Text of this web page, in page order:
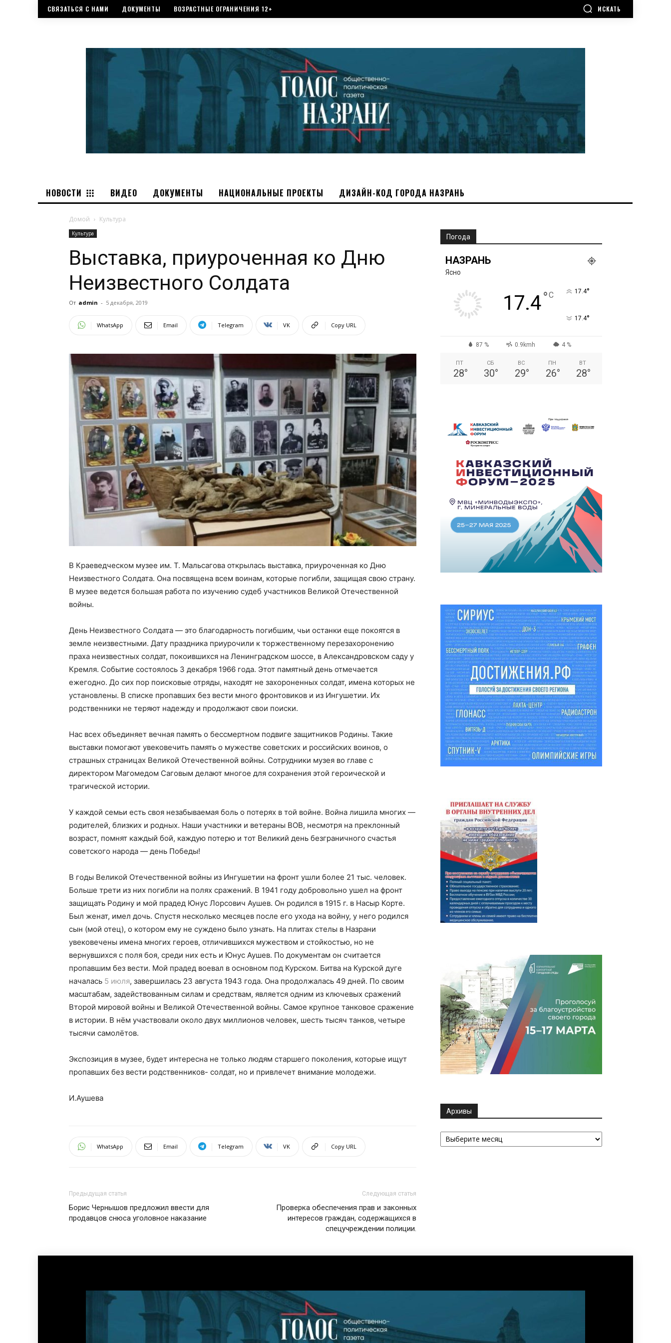
СВЯЗАТЬСЯ С НАМИ ДОКУМЕНТЫ ВОЗРАСТНЫЕ ОГРАНИЧЕНИЯ 12+ ИСКАТЬ
НОВОСТИ ВИДЕО ДОКУМЕНТЫ НАЦИОНАЛЬНЫЕ ПРОЕКТЫ ДИЗАЙН-КОД ГОРОДА НАЗРАНЬ
Домой Культура
Культура
Выставка, приуроченная ко Дню
Неизвестного Солдата
От admin - 5 декабря, 2019
WhatsApp Email Telegram VK Copy URL
В Краеведческом музее им. Т. Мальсагова открылась выставка, приуроченная ко Дню
Неизвестного Солдата. Она посвящена всем воинам, которые погибли, защищая свою страну.
В музее ведется большая работа по изучению судеб участников Великой Отечественной
войны.
День Неизвестного Солдата — это благодарность погибшим, чьи останки еще покоятся в
земле неизвестными. Дату праздника приурочили к торжественному перезахоронению
праха неизвестных солдат, покоившихся на Ленинградском шоссе, в Александровском саду у
Кремля. Событие состоялось 3 декабря 1966 года. Этот памятный день отмечается
ежегодно. До сих пор поисковые отряды, находят не захороненных солдат, имена которых не
установлены. В списке пропавших без вести много фронтовиков и из Ингушетии. Их
родственники не теряют надежду и продолжают свои поиски.
Нас всех объединяет вечная память о бессмертном подвиге защитников Родины. Такие
выставки помогают увековечить память о мужестве советских и российских воинов, о
страшных страницах Великой Отечественной войны. Сотрудники музея во главе с
директором Магомедом Саговым делают многое для сохранения этой героической и
трагической истории.
У каждой семьи есть своя незабываемая боль о потерях в той войне. Война лишила многих —
родителей, близких и родных. Наши участники и ветераны ВОВ, несмотря на преклонный
возраст, помнят каждый бой, каждую потерю и тот Великий день безграничного счастья
советского народа — день Победы!
В годы Великой Отечественной войны из Ингушетии на фронт ушли более 21 тыс. человек.
Больше трети из них погибли на полях сражений. В 1941 году добровольно ушел на фронт
защищать Родину и мой прадед Юнус Лорсович Аушев. Он родился в 1915 г. в Насыр Корте.
Был женат, имел дочь. Спустя несколько месяцев после его ухода на войну, у него родился
сын (мой отец), о котором ему не суждено было узнать. На плитах стелы в Назрани
увековечены имена многих героев, отличившихся мужеством и стойкостью, но не
вернувшихся с поля боя, среди них есть и Юнус Аушев. По документам он считается
пропавшим без вести. Мой прадед воевал в основном под Курском. Битва на Курской дуге
началась 5 июля, завершилась 23 августа 1943 года. Она продолжалась 49 дней. По своим
масштабам, задействованным силам и средствам, является одним из ключевых сражений
Второй мировой войны и Великой Отечественной войны. Самое крупное танковое сражение
в истории. В нём участвовали около двух миллионов человек, шесть тысяч танков, четыре
тысячи самолётов.
Экспозиция в музее, будет интересна не только людям старшего поколения, которые ищут
пропавших без вести родственников- солдат, но и привлечет внимание молодежи.
И.Аушева
WhatsApp Email Telegram VK Copy URL
Предыдущая статья
Борис Чернышов предложил ввести для
продавцов снюса уголовное наказание
Следующая статья
Проверка обеспечения прав и законных
интересов граждан, содержащихся в
спецучреждении полиции.
Погода
НАЗРАНЬ
Ясно
17.4°C 17.4°
17.4°
87 % 0.9kmh 4 %
ПТ
28°
СБ
30°
ВС
29°
ПН
26°
ВТ
28°
Архивы
Архивы